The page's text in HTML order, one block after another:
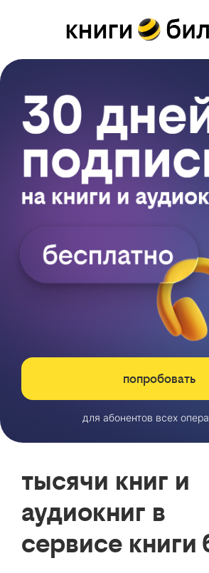
попробовать
для абонентов всех
тысячи книг и
аудиокниг в
сервисе книги